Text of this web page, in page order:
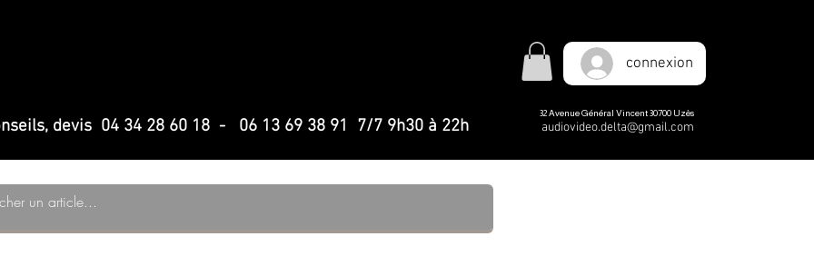
devis 04 34 28 60 18 - 06 13 69 38 91 7/7 9h30 à 22h
connexion
32 Avenue Général Vincent 30700 Uzès
audiovideo.delta@gmail.com